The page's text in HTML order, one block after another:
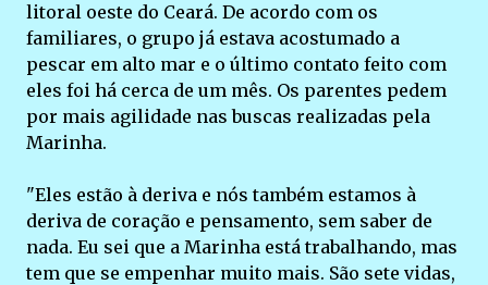
litoral oeste do Ceará. De acordo com os
familiares, o grupo já estava acostumado a
pescar em alto mar e o último contato feito com
eles foi há cerca de um mês. Os parentes pedem
por mais agilidade nas buscas realizadas pela
Marinha.
"Eles estão à deriva e nós também estamos à
deriva de coração e pensamento, sem saber de
nada. Eu sei que a Marinha está trabalhando, mas
tem que se empenhar muito mais. São sete vidas,